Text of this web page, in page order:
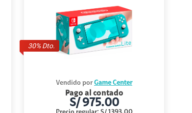
30% Dto.
Vendido por Game Center
Pago al contado
S/ 975.00